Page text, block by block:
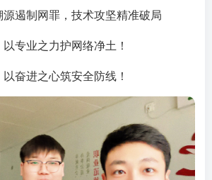
源遏制网罪，技术攻坚精准破局
以专业之力护网络净土！
以奋进之心筑安全防线！